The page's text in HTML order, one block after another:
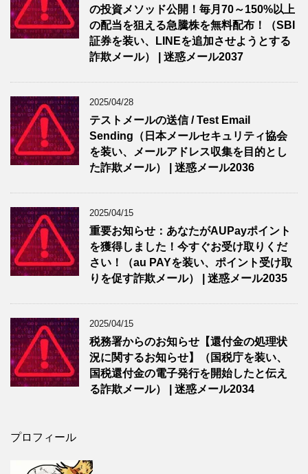
の投資メソッド公開！毎月70～150%以上
の配当を狙える急騰株を無料配布！（SBI
証券を装い、LINEを追加させようとする
詐欺メール） | 迷惑メール2037
2025/04/28
テストメールの送信 / Test Email
Sending（日本メールセキュリティ協会
を装い、メールアドレス収集を目的とし
た詐欺メール） | 迷惑メール2036
2025/04/15
重要お知らせ：あなたがAUPayポイント
を獲得しました！今すぐお受け取りくだ
さい！（au PAYを装い、ポイント受け取
りを促す詐欺メール） | 迷惑メール2035
2025/04/15
税務署からのお知らせ【還付金の処理状
況に関するお知らせ】（国税庁を装い、
国税還付金の電子発行を開始したと伝え
る詐欺メール） | 迷惑メール2034
プロフィール